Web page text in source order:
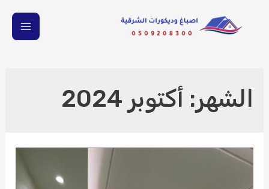
الشهر: أكتوبر 2024